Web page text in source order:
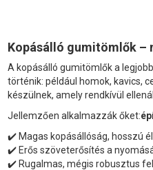
Kopásálló gumitömlők –
A kopásálló gumitömlők a
történik: például homok, kavics,
készülnek, amely rendkívül
Jellemzően alkalmazzák őket:
✔️ Magas kopásállóság, hosszú
✔️ Erős szöveterősítés a
✔️ Rugalmas, mégis robusztus